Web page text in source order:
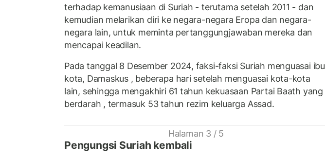
terhadap kemanusiaan di Suriah - terutama setelah 2011 - dan
kemudian melarikan diri ke negara-negara Eropa dan negara-
negara lain, untuk meminta pertanggungjawaban mereka dan
mencapai keadilan.
Pada tanggal 8 Desember 2024, faksi-faksi Suriah menguasai ibu
kota, Damaskus , beberapa hari setelah menguasai kota-kota
lain, sehingga mengakhiri 61 tahun kekuasaan Partai Baath yang
berdarah , termasuk 53 tahun rezim keluarga Assad.
Halaman 3 / 5
Pengungsi Suriah kembali